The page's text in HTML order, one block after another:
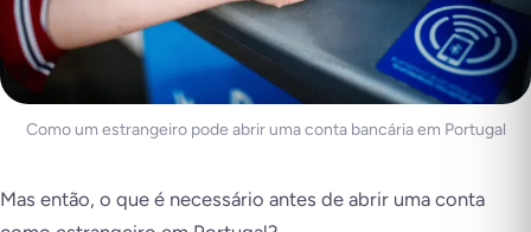
Como um estrangeiro pode abrir uma conta bancária em Portugal
Mas então, o que é necessário antes de abrir uma conta